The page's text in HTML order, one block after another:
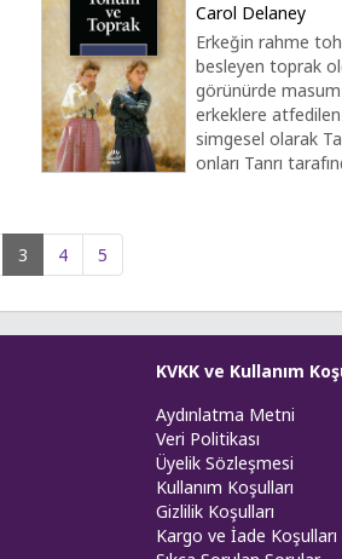
Carol Delaney
Erkeğin rahme
besleyen toprak
görünürde masum
erkeklere atfedilen
simgesel olarak
onları Tanrı
3 4 5
KVKK ve Kullanım
Aydınlatma Metni
Veri Politikası
Üyelik Sözleşmesi
Kullanım Koşulları
Gizlilik Koşulları
Kargo ve İade Koşulları